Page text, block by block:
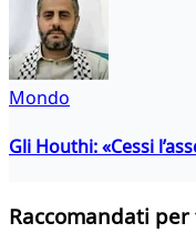
Mondo
Gli Houthi: «Cessi
Raccomandati per